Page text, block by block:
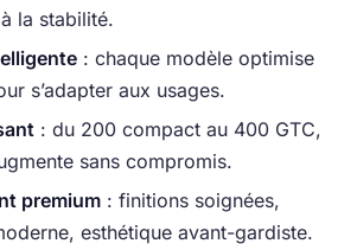
la stabilité.
: chaque modèle optimise
s’adapter aux usages.
: du 200 compact au 400 GTC,
sans compromis.
premium: finitions soignées,
esthétique avant-gardiste.